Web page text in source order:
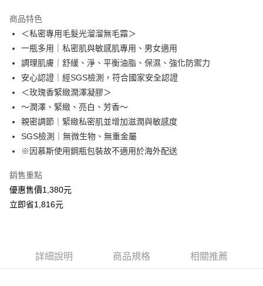
Apple Pay
街口支付
悠遊付
Google Pay
全盈+PAY
ATM付款
運送方式
全家取貨付款(運費)
每筆NT$60，滿NT$999(含以上)免運費
商品特色
＜私密專用毛髮光溜溜無毛霜＞
一瓶多用｜私密肌與敏感肌專用、男女適用
調理肌膚｜舒緩、淨、平衡油脂、保濕、強化防禦力
安心認證｜經SGS檢測，符合國家安全認證
＜玫瑰香緊緻潤澤凝膠＞
～潤澤、緊緻、亮白、芳香～
親密調節｜緊緻私密肌並增加滋潤與敏感度
SGS檢測｜無微生物、無重金屬
※因慕斯使用鋼瓶包裝故不適用於海外配送
銷售重點
優惠售價1,380元
立即省1,816元
詳細說明 商品規格 相關推薦